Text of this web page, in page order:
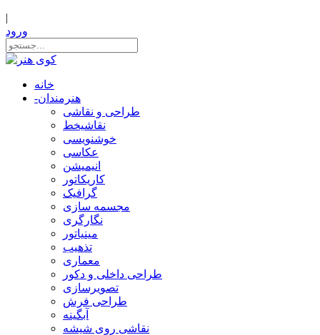
|
ورود
خانه
-هنرمندان
طراحی و نقاشی
نقاشیخط
خوشنویسی
عکاسی
انیمیشن
کاریکاتور
گرافیک
مجسمه سازی
نگارگری
مینیاتور
تذهیب
معماری
طراحی داخلی و دکور
تصویرسازی
طراحی فرش
آبگینه
نقاشی روی شیشه